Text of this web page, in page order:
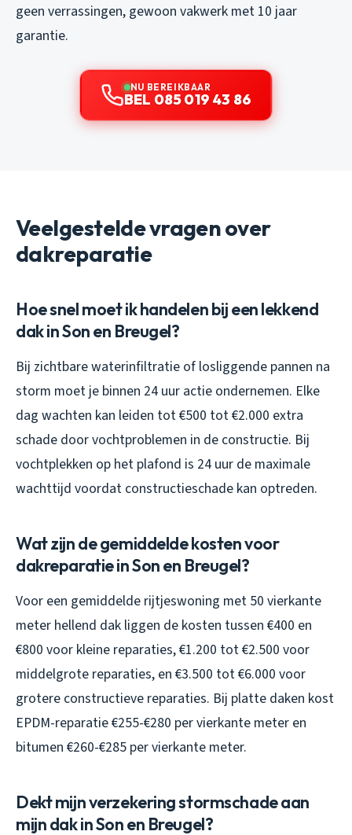
geen verrassingen, gewoon vakwerk met 10 jaar
garantie.
NU BEREIKBAAR
BEL 085 019 43 86
Veelgestelde vragen over
dakreparatie
Hoe snel moet ik handelen bij een lekkend
dak in Son en Breugel?
Bij zichtbare waterinfiltratie of losliggende pannen na
storm moet je binnen 24 uur actie ondernemen. Elke
dag wachten kan leiden tot €500 tot €2.000 extra
schade door vochtproblemen in de constructie. Bij
vochtplekken op het plafond is 24 uur de maximale
wachttijd voordat constructieschade kan optreden.
Wat zijn de gemiddelde kosten voor
dakreparatie in Son en Breugel?
Voor een gemiddelde rijtjeswoning met 50 vierkante
meter hellend dak liggen de kosten tussen €400 en
€800 voor kleine reparaties, €1.200 tot €2.500 voor
middelgrote reparaties, en €3.500 tot €6.000 voor
grotere constructieve reparaties. Bij platte daken kost
EPDM-reparatie €255-€280 per vierkante meter en
bitumen €260-€285 per vierkante meter.
Dekt mijn verzekering stormschade aan
mijn dak in Son en Breugel?